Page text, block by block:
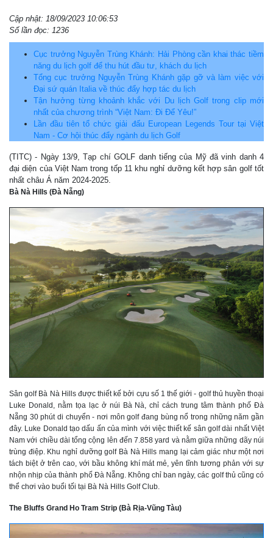
Cập nhật: 18/09/2023 10:06:53
Số lần đọc: 1236
Cục trưởng Nguyễn Trùng Khánh: Hải Phòng cần khai thác tiềm
năng du lịch golf để thu hút đầu tư, khách du lịch
Tổng cục trưởng Nguyễn Trùng Khánh gặp gỡ và làm việc với
Đại sứ quán Italia về thúc đẩy hợp tác du lịch
Tận hưởng từng khoảnh khắc với Du lịch Golf trong clip mới
nhất của chương trình “Việt Nam: Đi Để Yêu!”
Lần đầu tiên tổ chức giải đấu European Legends Tour tại Việt
Nam - Cơ hội thúc đẩy ngành du lịch Golf
(TITC) - Ngày 13/9, Tạp chí GOLF danh tiếng của Mỹ đã vinh danh 4
đại diện của Việt Nam trong tốp 11 khu nghỉ dưỡng kết hợp sân golf tốt
nhất châu Á năm 2024-2025.
Bà Nà Hills (Đà Nẵng)
Sân golf Bà Nà Hills được thiết kế bởi cựu số 1 thế giới - golf thủ huyền thoại
Luke Donald, nằm tọa lạc ở núi Bà Nà, chỉ cách trung tâm thành phố Đà
Nẵng 30 phút di chuyển - nơi môn golf đang bùng nổ trong những năm gần
đây. Luke Donald tạo dấu ấn của mình với việc thiết kế sân golf dài nhất Việt
Nam với chiều dài tổng cộng lên đến 7.858 yard và nằm giữa những dãy núi
trùng điệp. Khu nghỉ dưỡng golf Bà Nà Hills mang lại cảm giác như một nơi
tách biệt ở trên cao, với bầu không khí mát mẻ, yên tĩnh tương phản với sự
nhộn nhịp của thành phố Đà Nẵng. Không chỉ ban ngày, các golf thủ cũng có
thể chơi vào buổi tối tại Bà Nà Hills Golf Club.
The Bluffs Grand Ho Tram Strip (Bà Rịa-Vũng Tàu)